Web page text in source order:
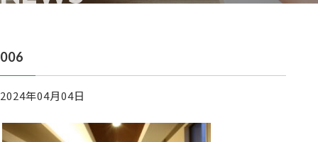
006
2024年04月04日